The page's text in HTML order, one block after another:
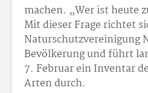
machen. „Wer ist heute
Mit dieser Frage richtet
Naturschutzvereinigung
Bevölkerung und führt
7. Februar ein Inventar
Arten durch.